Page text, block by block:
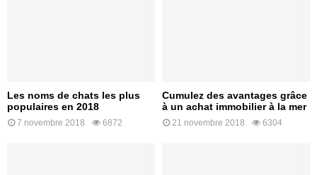
Les noms de chats les plus
populaires en 2018
7 novembre 2018 6872
Cumulez des avantages grâce
à un achat immobilier à la mer
21 novembre 2018 6304